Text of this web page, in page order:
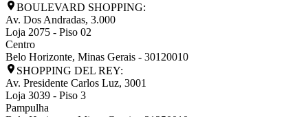
BOULEVARD SHOPPING:
Av. Dos Andradas, 3.000
Loja 2075 - Piso 02
Centro
Belo Horizonte, Minas Gerais - 30120010
SHOPPING DEL REY:
Av. Presidente Carlos Luz, 3001
Loja 3039 - Piso 3
Pampulha